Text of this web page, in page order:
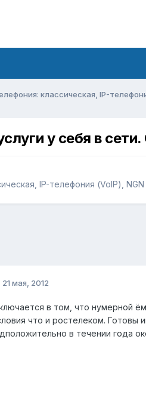
классическая, IP-
у себя в
IP-телефония (VoIP),
21 мая, 2012
в том, что нумерной
что и ростелеком. Готовы
в течении года